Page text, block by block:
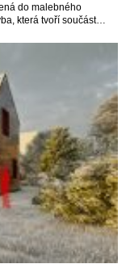
do malebného
která tvoří součást…